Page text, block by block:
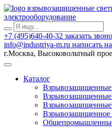
взрывозащищенные
электрооборудование
+7 (495)640-40-32 заказать
info@industriya-m.ru написать
г.Москва, Высоковольтный
Каталог
Взрывозащищенные
Взрывозащищенные
Взрывозащищенное